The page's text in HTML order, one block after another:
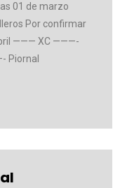
01 de marzo
Por confirmar
——— XC ———-
Piornal